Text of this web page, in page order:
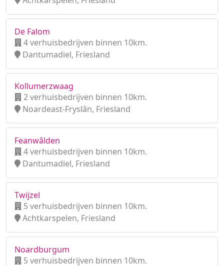
De Falom
4 verhuisbedrijven binnen 10km.
Dantumadiel, Friesland
Kollumerzwaag
2 verhuisbedrijven binnen 10km.
Noardeast-Fryslân, Friesland
Feanwâlden
4 verhuisbedrijven binnen 10km.
Dantumadiel, Friesland
Twijzel
5 verhuisbedrijven binnen 10km.
Achtkarspelen, Friesland
Noardburgum
5 verhuisbedrijven binnen 10km.